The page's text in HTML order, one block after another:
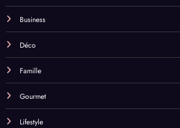
Business
Déco
Famille
Gourmet
Lifestyle